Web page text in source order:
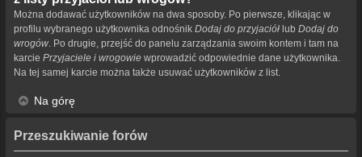
Można dodawać użytkowników na dwa sposoby. Po pierwsze, klikając w
profilu wybranego użytkownika odnośnik Dodaj do przyjaciół lub Dodaj do
wrogów . Po drugie, przejść do panelu zarządzania swoim kontem i tam na
karcie Przyjaciele i wrogowie wprowadzić odpowiednie dane użytkownika.
Na tej samej karcie można także usuwać użytkowników z list.
Na górę
Przeszukiwanie forów